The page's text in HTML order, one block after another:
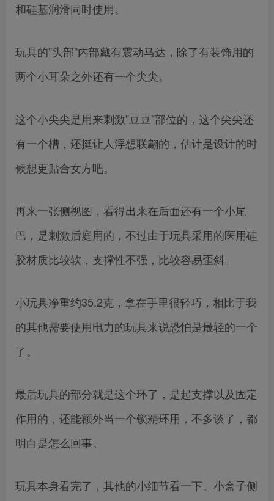
和硅基润滑同时使用。
玩具的”头部”内部藏有震动马达，除了有装饰用的
两个小耳朵之外还有一个尖尖。
这个小尖尖是用来刺激”豆豆”部位的，这个尖尖还
有一个槽，还挺让人浮想联翩的，估计是设计的时
候想更贴合女方吧。
再来一张侧视图，看得出来在后面还有一个小尾
巴，是刺激后庭用的，不过由于玩具采用的医用硅
胶材质比较软，支撑性不强，比较容易歪斜。
小玩具净重约35.2克，拿在手里很轻巧，相比于我
的其他需要使用电力的玩具来说恐怕是最轻的一个
了。
最后玩具的部分就是这个环了，是起支撑以及固定
作用的，还能额外当一个锁精环用，不多谈了，都
明白是怎么回事。
玩具本身看完了，其他的小细节看一下。小盒子侧